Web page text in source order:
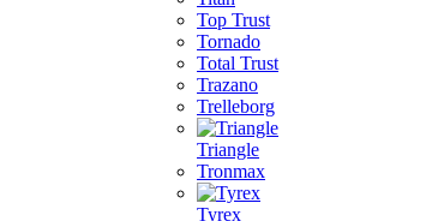
Top Trust
Tornado
Total Trust
Trazano
Trelleborg
Triangle
Tronmax
Tyrex